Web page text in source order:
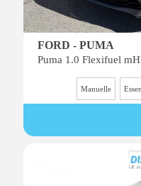
FORD - PUMA
Manuelle